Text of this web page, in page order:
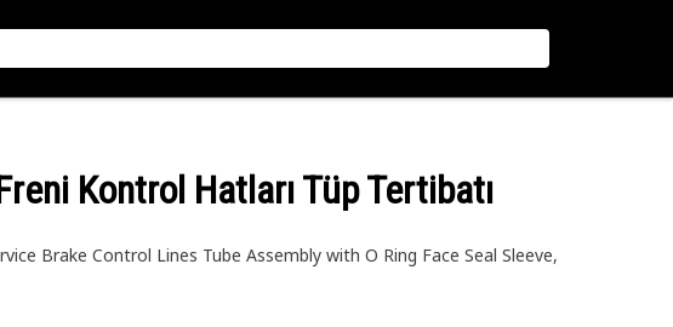
Kontrol Hatları Tüp Tertibatı
Brake Control Lines Tube Assembly with O Ring Face Seal Sleeve,